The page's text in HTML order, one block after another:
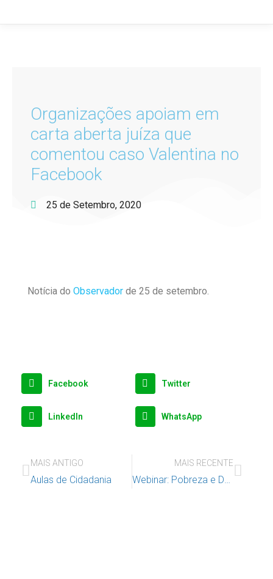
Organizações apoiam em
carta aberta juíza que
comentou caso Valentina no
Facebook
25 de Setembro, 2020
Notícia do Observador de 25 de setembro.
Facebook Twitter
LinkedIn WhatsApp
MAIS ANTIGO
Aulas de Cidadania
MAIS RECENTE